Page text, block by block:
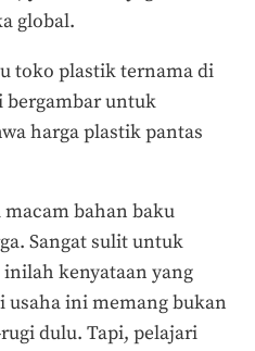
global.
toko plastik ternama di
bergambar untuk
harga plastik pantas
macam bahan baku
Sangat sulit untuk
kenyataan yang
usaha ini memang bukan
dulu. Tapi, pelajari